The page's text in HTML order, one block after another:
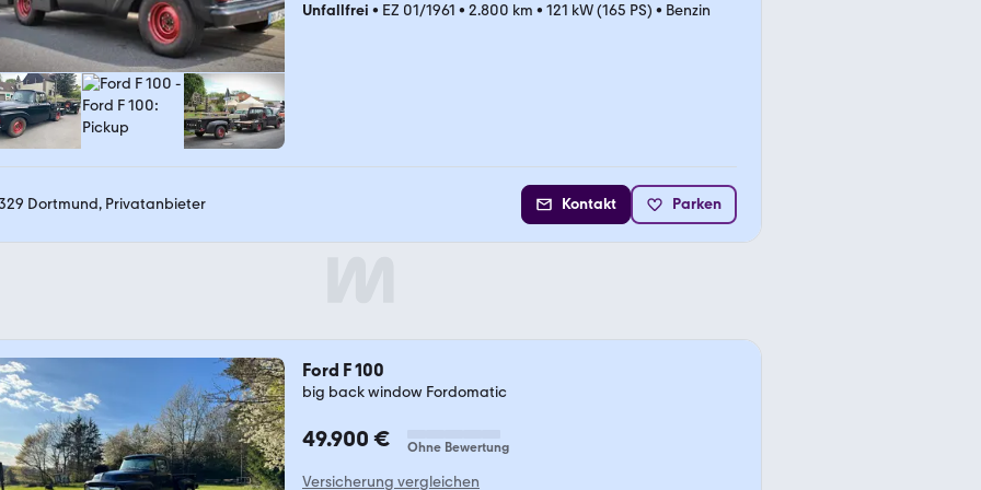
Unfallfrei • EZ 01/1961 • 2.800 km • 121 kW (165 PS) • Benzin
Dortmund, Privatanbieter Kontakt Parken
Ford F 100
big back window Fordomatic
49.900 € Ohne Bewertung
Versicherung vergleichen